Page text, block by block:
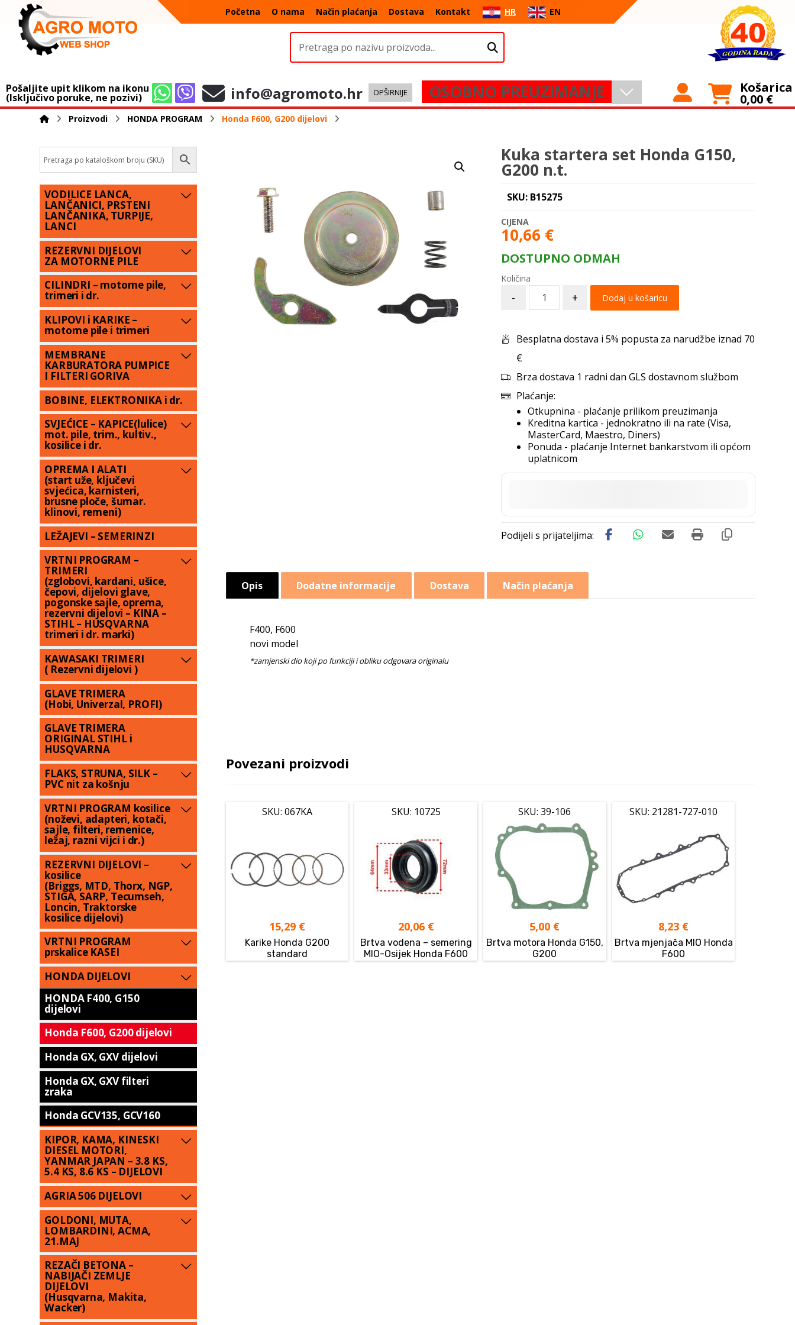
Početna O nama Način plaćanja Dostava Kontakt HR EN
Pošaljite upit klikom na ikonu
(Isključivo poruke, ne pozivi) info@agromoto.hr OPŠIRNIJE OSOBNO PREUZIMANJE Košarica
0,00 €
Proizvodi HONDA PROGRAM Honda F600, G200 dijelovi
Kuka startera set Honda G150,
G200 n.t.
SKU: B15275
10,66 €
DOSTUPNO ODMAH
- + Dodaj u košaricu
Besplatna dostava i 5% popusta za narudžbe iznad 70
€
Brza dostava 1 radni dan GLS dostavnom službom
Plaćanje:
Otkupnina - plaćanje prilikom preuzimanja
Kreditna kartica - jednokratno ili na rate (Visa,
MasterCard, Maestro, Diners)
Ponuda - plaćanje Internet bankarstvom ili općom
uplatnicom
Opis Dodatne informacije Dostava Način plaćanja
F400, F600
novi model
Povezani proizvodi
SKU: 067KA
15,29 €
Karike Honda G200
standard
SKU: 10725
20,06 €
Brtva vodena – semering
MIO-Osijek Honda F600
SKU: 39-106
5,00 €
Brtva motora Honda G150,
G200
SKU: 21281-727-010
8,23 €
Brtva mjenjača MIO Honda
F600
VODILICE LANCA,
LANČANICI, PRSTENI
LANČANIKA, TURPIJE,
LANCI
REZERVNI DIJELOVI
ZA MOTORNE PILE
CILINDRI – motorne pile,
trimeri i dr.
KLIPOVI i KARIKE –
motorne pile i trimeri
MEMBRANE
KARBURATORA PUMPICE
I FILTERI GORIVA
BOBINE, ELEKTRONIKA i dr.
SVJEĆICE – KAPICE(lulice)
mot. pile, trim., kultiv.,
kosilice i dr.
OPREMA I ALATI
(start uže, ključevi
svjećica, karnisteri,
brusne ploče, šumar.
klinovi, remeni)
LEŽAJEVI – SEMERINZI
VRTNI PROGRAM –
TRIMERI
(zglobovi, kardani, ušice,
čepovi, dijelovi glave,
pogonske sajle, oprema,
rezervni dijelovi – KINA –
STIHL – HUSQVARNA
trimeri i dr. marki)
KAWASAKI TRIMERI
( Rezervni dijelovi )
GLAVE TRIMERA
(Hobi, Univerzal, PROFI)
GLAVE TRIMERA
ORIGINAL STIHL i
HUSQVARNA
FLAKS, STRUNA, SILK –
PVC nit za košnju
VRTNI PROGRAM kosilice
(noževi, adapteri, kotači,
sajle, filteri, remenice,
ležaj, razni vijci i dr.)
REZERVNI DIJELOVI –
kosilice
(Briggs, MTD, Thorx, NGP,
STIGA, SARP, Tecumseh,
Loncin, Traktorske
kosilice dijelovi)
VRTNI PROGRAM
prskalice KASEI
HONDA DIJELOVI
HONDA F400, G150
dijelovi
Honda F600, G200 dijelovi
Honda GX, GXV dijelovi
Honda GX, GXV filteri
zraka
Honda GCV135, GCV160
KIPOR, KAMA, KINESKI
DIESEL MOTORI,
YANMAR JAPAN – 3.8 KS,
5.4 KS, 8.6 KS – DIJELOVI
AGRIA 506 DIJELOVI
GOLDONI, MUTA,
LOMBARDINI, ACMA,
21.MAJ
REZAČI BETONA –
NABIJAČI ZEMLJE
DIJELOVI
(Husqvarna, Makita,
Wacker)